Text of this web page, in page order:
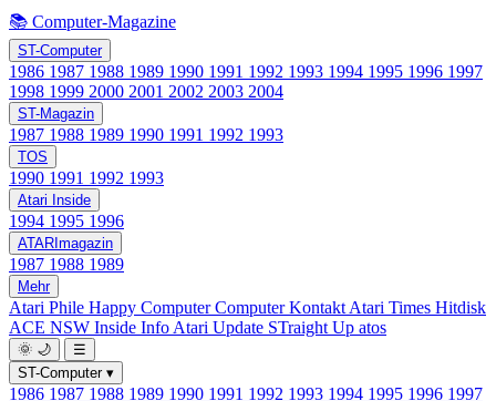
📚 Computer-Magazine
ST-Computer
1986 1987 1988 1989 1990 1991 1992 1993 1994 1995 1996 1997
1998 1999 2000 2001 2002 2003 2004
ST-Magazin
1987 1988 1989 1990 1991 1992 1993
TOS
1990 1991 1992 1993
Atari Inside
1994 1995 1996
ATARImagazin
1987 1988 1989
Mehr
Atari Phile Happy ComputerComputer Kontakt Atari Times Hitdisk
ACE NSW Inside Info Atari Update STraight Up atos
🌞 🌙
☰
ST-Computer ▾
1986 1987 1988 1989 1990 1991 1992 1993 1994 1995 1996 1997